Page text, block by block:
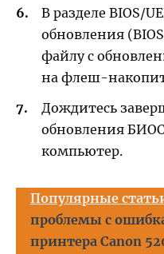
В разделе BIOS/
обновления
файлу с
на флеш-
Дождитесь
обновления БИОС
компьютер.
Популярные
проблемы с
принтера Canon